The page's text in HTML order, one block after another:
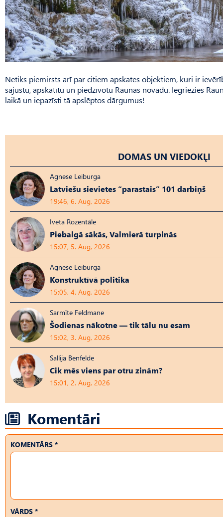
Netiks piemirsts arī par citiem apskates objektiem, kuri ir
sajustu, apskatītu un piedzīvotu Raunas novadu. Iegriezies
laikā un iepazīsti tā apslēptos dārgumus!
DOMAS UN VIEDOKĻI
Agnese Leiburga
Latviešu sievietes “parastais” 101 darbiņš
19:46, 6. Aug, 2026
Iveta Rozentāle
Piebalgā sākās, Valmierā turpinās
15:07, 5. Aug, 2026
Agnese Leiburga
Konstruktīvā politika
15:05, 4. Aug, 2026
Sarmīte Feldmane
Šodienas nākotne — tik tālu nu esam
15:02, 3. Aug, 2026
Sallija Benfelde
Cik mēs viens par otru zinām?
15:01, 2. Aug, 2026
Komentāri
KOMENTĀRS *
VĀRDS *